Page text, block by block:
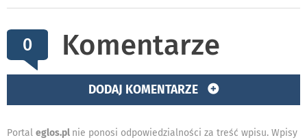
0 Komentarze
DODAJ KOMENTARZE
Portal eglos.pl nie ponosi odpowiedzialności za treść wpisu. Wpisy